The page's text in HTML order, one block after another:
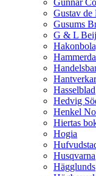
Gunnar
Gustav de
Gusums
G & L
Hasselblad
Hedvig
Henkel
Hiertas
Hogia
Husqvarna
Hägglunds